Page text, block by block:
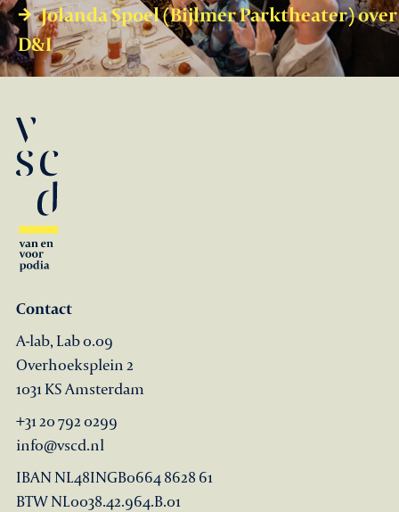
Jolanda Spoel (Bijlmer Parktheater) over
D&I
Contact
A-lab, Lab 0.09
Overhoeksplein 2
1031 KS Amsterdam
+31 20 792 0299
info@vscd.nl
IBAN NL48INGB0664 8628 61
BTW NL0038.42.964.B.01